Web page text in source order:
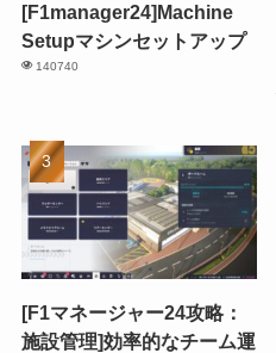
[F1manager24]Machine
Setupマシンセットアップ
140740
[F1マネージャー24攻略：
施設管理]効率的なチーム運